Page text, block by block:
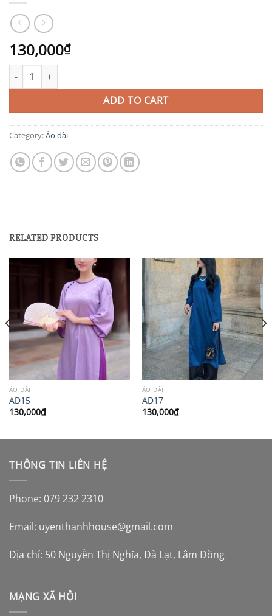
130,000₫
AD52 quantity
ADD TO CART
Category:Áo dài
RELATED PRODUCTS
ÁO DÀI
AD15
130,000₫
ÁO DÀI
AD17
130,000₫
THÔNG TIN LIÊN HỆ
Phone: 079 232 2310
Email: uyenthanhhouse@gmail.com
Địa chỉ: 50 Nguyễn Thị Nghĩa, Đà Lạt, Lâm Đồng
MẠNG XÃ HỘI